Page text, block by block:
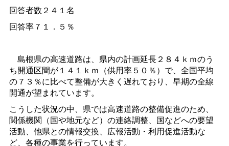
回答者数２４１名
回答率７１．５％
島根県の高速道路は、県内の計画延長２８４ｋｍのう
ち開通区間が１４１ｋｍ（供用率５０％）で、全国平均
の７３％に比べて整備が大きく遅れており、早期の全線
開通が望まれています。
こうした状況の中、県では高速道路の整備促進のため、
関係機関（国や地元など）の連絡調整、国などへの要望
活動、他県との情報交換、広報活動・利用促進活動な
ど、各種の事業を行っています。